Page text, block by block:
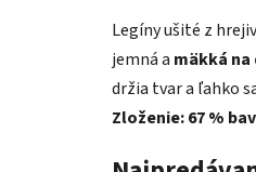
Legíny ušité z
jemná a mäkká
držia tvar a ľahko
Zloženie: 67 %